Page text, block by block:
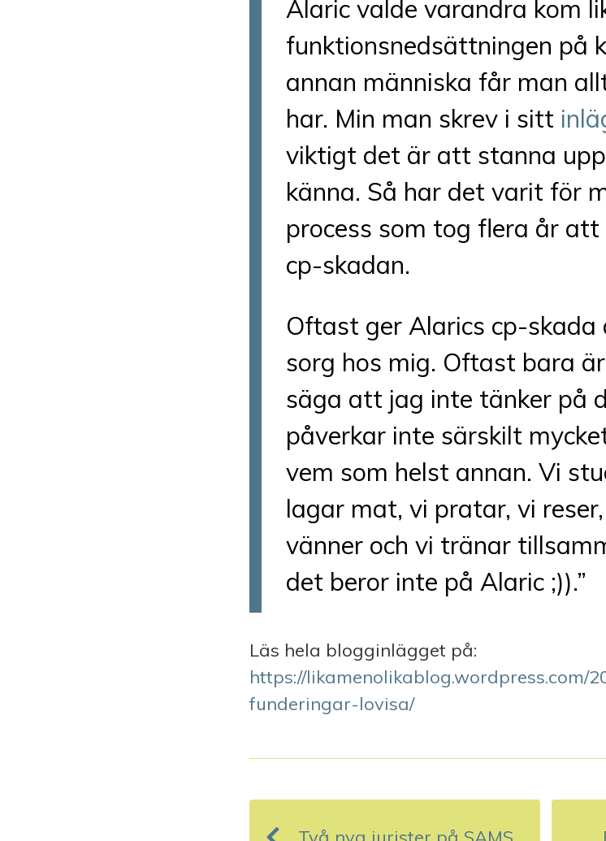
Alaric valde varandra kom
funktionsnedsättningen på
annan människa får man
har. Min man skrev i sitt
viktigt det är att stanna
känna. Så har det varit för
process som tog flera år
cp-skadan.
Oftast ger Alarics cp-
sorg hos mig. Oftast bara
säga att jag inte tänker på
påverkar inte särskilt
vem som helst annan. Vi
lagar mat, vi pratar, vi
vänner och vi tränar
det beror inte på Alaric ;)).”
Läs hela blogginlägget på:
https://likamenolikablog.wordpress.com/
funderingar-lovisa/
n